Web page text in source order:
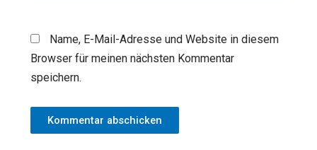
Name, E-Mail-Adresse und Website in diesem
Browser für meinen nächsten Kommentar
speichern.